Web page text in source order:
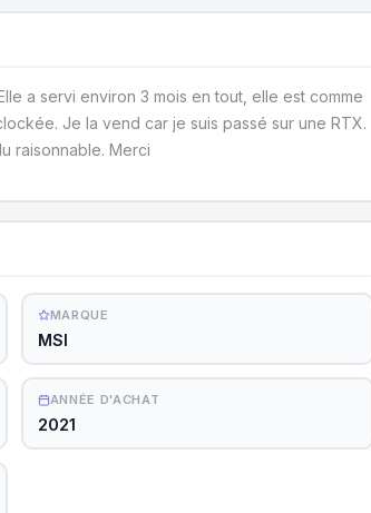
a servi environ 3 mois en tout, elle est comme
Je la vend car je suis passé sur une RTX.
raisonnable. Merci
MARQUE
MSI
ANNÉE D'ACHAT
2021